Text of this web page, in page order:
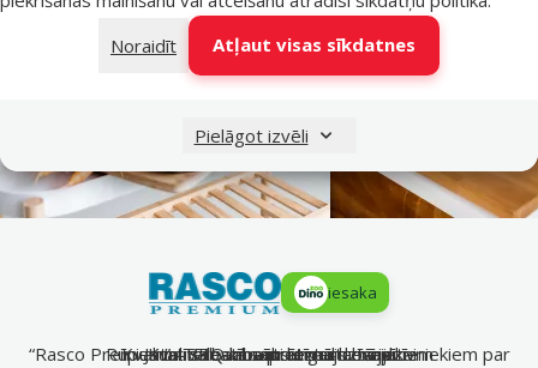
Noraidīt
Atļaut visas sīkdatnes
Pielāgot izvēli
iesaka
“Rasco Premium” – sabalansēts uzturs mājdzīvniekiem par
Kvalitatīva barība ikdienas labsajūtai
Jauni BBQ kārumi un miltu tārpi
Kvalitāte un saprātīgas cenas
Rūpes un mīlestība pret mājdzīvniekiem